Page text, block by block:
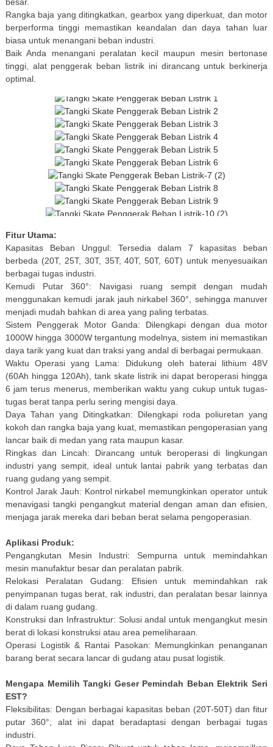
Rangka baja yang ditingkatkan, gearbox yang diperkuat, dan motor
berperforma tinggi memastikan keandalan dan daya tahan luar
biasa untuk menangani beban industri.
Baik Anda menangani peralatan kecil maupun mesin bertonase
tinggi, alat penggerak beban listrik ini dirancang untuk berkinerja
optimal.
Fitur Utama:
Kapasitas Beban Unggul: Tersedia dalam 7 kapasitas beban
berbeda (20T, 25T, 30T, 35T, 40T, 50T, 60T) untuk menyesuaikan
berbagai tugas industri.
Kemudi Putar 360°: Navigasi ruang sempit dengan mudah
menggunakan kemudi jarak jauh nirkabel 360°, sehingga manuver
menjadi mudah bahkan di area yang paling terbatas.
Sistem Penggerak Motor Ganda: Dilengkapi dengan dua motor
1000W hingga 3000W tergantung modelnya, sistem ini memastikan
daya tarik yang kuat dan traksi yang andal di berbagai permukaan.
Waktu Operasi yang Lama: Didukung oleh baterai lithium 48V
(60Ah hingga 120Ah), tank skate listrik ini dapat beroperasi hingga
6 jam terus menerus, memberikan waktu yang cukup untuk tugas-
tugas berat tanpa perlu sering mengisi daya.
Daya Tahan yang Ditingkatkan: Dilengkapi roda poliuretan yang
kokoh dan rangka baja yang kuat, memastikan pengoperasian yang
lancar baik di medan yang rata maupun kasar.
Ringkas dan Lincah: Dirancang untuk beroperasi di lingkungan
industri yang sempit, ideal untuk lantai pabrik yang terbatas dan
ruang gudang yang sempit.
Kontrol Jarak Jauh: Kontrol nirkabel memungkinkan operator untuk
menavigasi tangki pengangkut material dengan aman dan efisien,
menjaga jarak mereka dari beban berat selama pengoperasian.
Aplikasi Produk:
Pengangkutan Mesin Industri: Sempurna untuk memindahkan
mesin manufaktur besar dan peralatan pabrik.
Relokasi Peralatan Gudang: Efisien untuk memindahkan rak
penyimpanan tugas berat, rak industri, dan peralatan besar lainnya
di dalam ruang gudang.
Konstruksi dan Infrastruktur: Solusi andal untuk mengangkut mesin
berat di lokasi konstruksi atau area pemeliharaan.
Operasi Logistik & Rantai Pasokan: Memungkinkan penanganan
barang berat secara lancar di gudang atau pusat logistik.
Mengapa Memilih Tangki Geser Pemindah Beban Elektrik Seri
EST?
Fleksibilitas: Dengan berbagai kapasitas beban (20T-50T) dan fitur
putar 360°, alat ini dapat beradaptasi dengan berbagai tugas
industri.